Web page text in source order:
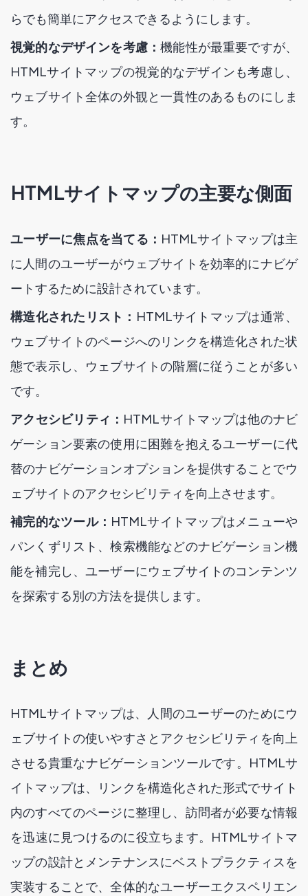
らでも簡単にアクセスできるようにします。
視覚的なデザインを考慮：機能性が最重要ですが、
HTMLサイトマップの視覚的なデザインも考慮し、
ウェブサイト全体の外観と一貫性のあるものにしま
す。
HTMLサイトマップの主要な側面
ユーザーに焦点を当てる： HTMLサイトマップは主
に人間のユーザーがウェブサイトを効率的にナビゲ
ートするために設計されています。
構造化されたリスト： HTMLサイトマップは通常、
ウェブサイトのページへのリンクを構造化された状
態で表示し、ウェブサイトの階層に従うことが多い
です。
アクセシビリティ： HTMLサイトマップは他のナビ
ゲーション要素の使用に困難を抱えるユーザーに代
替のナビゲーションオプションを提供することでウ
ェブサイトのアクセシビリティを向上させます。
補完的なツール： HTMLサイトマップはメニューや
パンくずリスト、検索機能などのナビゲーション機
能を補完し、ユーザーにウェブサイトのコンテンツ
を探索する別の方法を提供します。
まとめ
HTMLサイトマップは、人間のユーザーのためにウ
ェブサイトの使いやすさとアクセシビリティを向上
させる貴重なナビゲーションツールです。HTMLサ
イトマップは、リンクを構造化された形式でサイト
内のすべてのページに整理し、訪問者が必要な情報
を迅速に見つけるのに役立ちます。HTMLサイトマ
ップの設計とメンテナンスにベストプラクティスを
実装することで、全体的なユーザーエクスペリエン